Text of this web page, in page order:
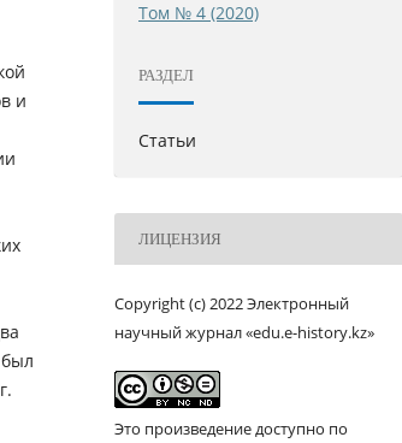
и
Том № 4 (2020)
РАЗДЕЛ
Статьи
ЛИЦЕНЗИЯ
Copyright (c) 2022 Электронный
научный журнал «edu.e-history.kz»
Это произведение доступно по